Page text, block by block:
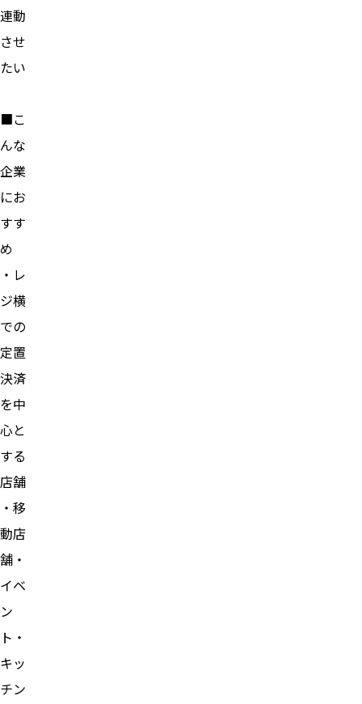
連動
させ
たい
■こ
んな
企業
にお
すす
め
・レ
ジ横
での
定置
決済
を中
心と
する
店舗
・移
動店
舗・
イベ
ン
ト・
キッ
チン